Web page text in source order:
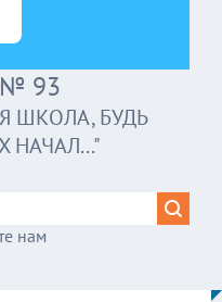
93
ШКОЛА, БУДЬ
НАЧАЛ..."
нам